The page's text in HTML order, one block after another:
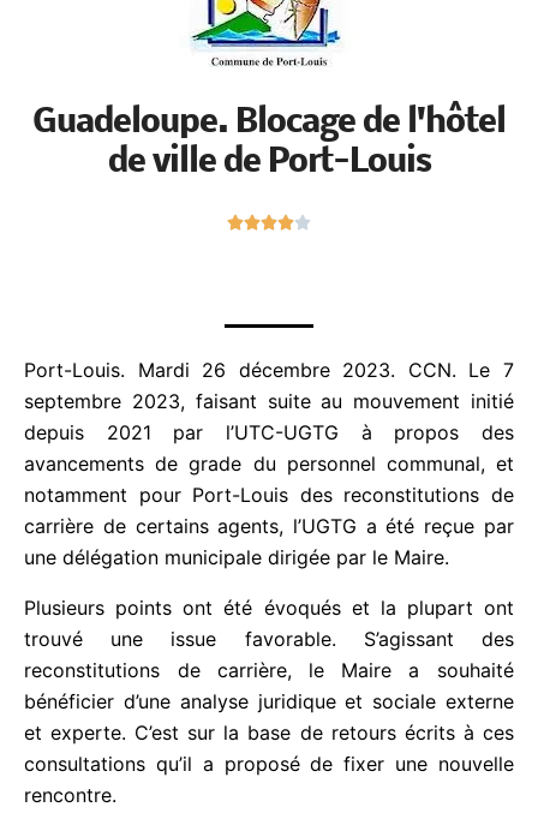
Guadeloupe. Blocage de
l'hôtel de ville de Port-Louis
N
4
u
r
5
Port-Louis. Mardi 26 décembre 2023. CCN.Le 7
septembre 2023, faisant suite au mouvement initié
depuis 2021 par l’UTC-UGTG à propos des
avancements de grade du personnel communal, et
notamment pour Port-Louis des reconstitutions de
carrière de certains agents, l’UGTG a été reçue par
une délégation municipale dirigée par le Maire.
Plusieurs points ont été évoqués et la plupart ont
trouvé une issue favorable. S’agissant des
reconstitutions de carrière, le Maire a souhaité
bénéficier d’une analyse juridique et sociale externe
et experte. C’est sur la base de retours écrits à ces
consultations qu’il a proposé de fixer une nouvelle
rencontre.